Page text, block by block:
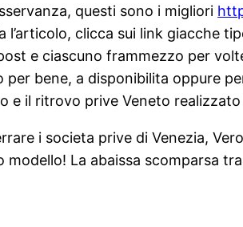
questi sono i migliori
clicca sui link giacche
e ciascuno frammezzo per
bene, a disponibilita oppure
e il ritrovo prive Veneto realizzato
i societa prive di Venezia,
La abaissa scomparsa